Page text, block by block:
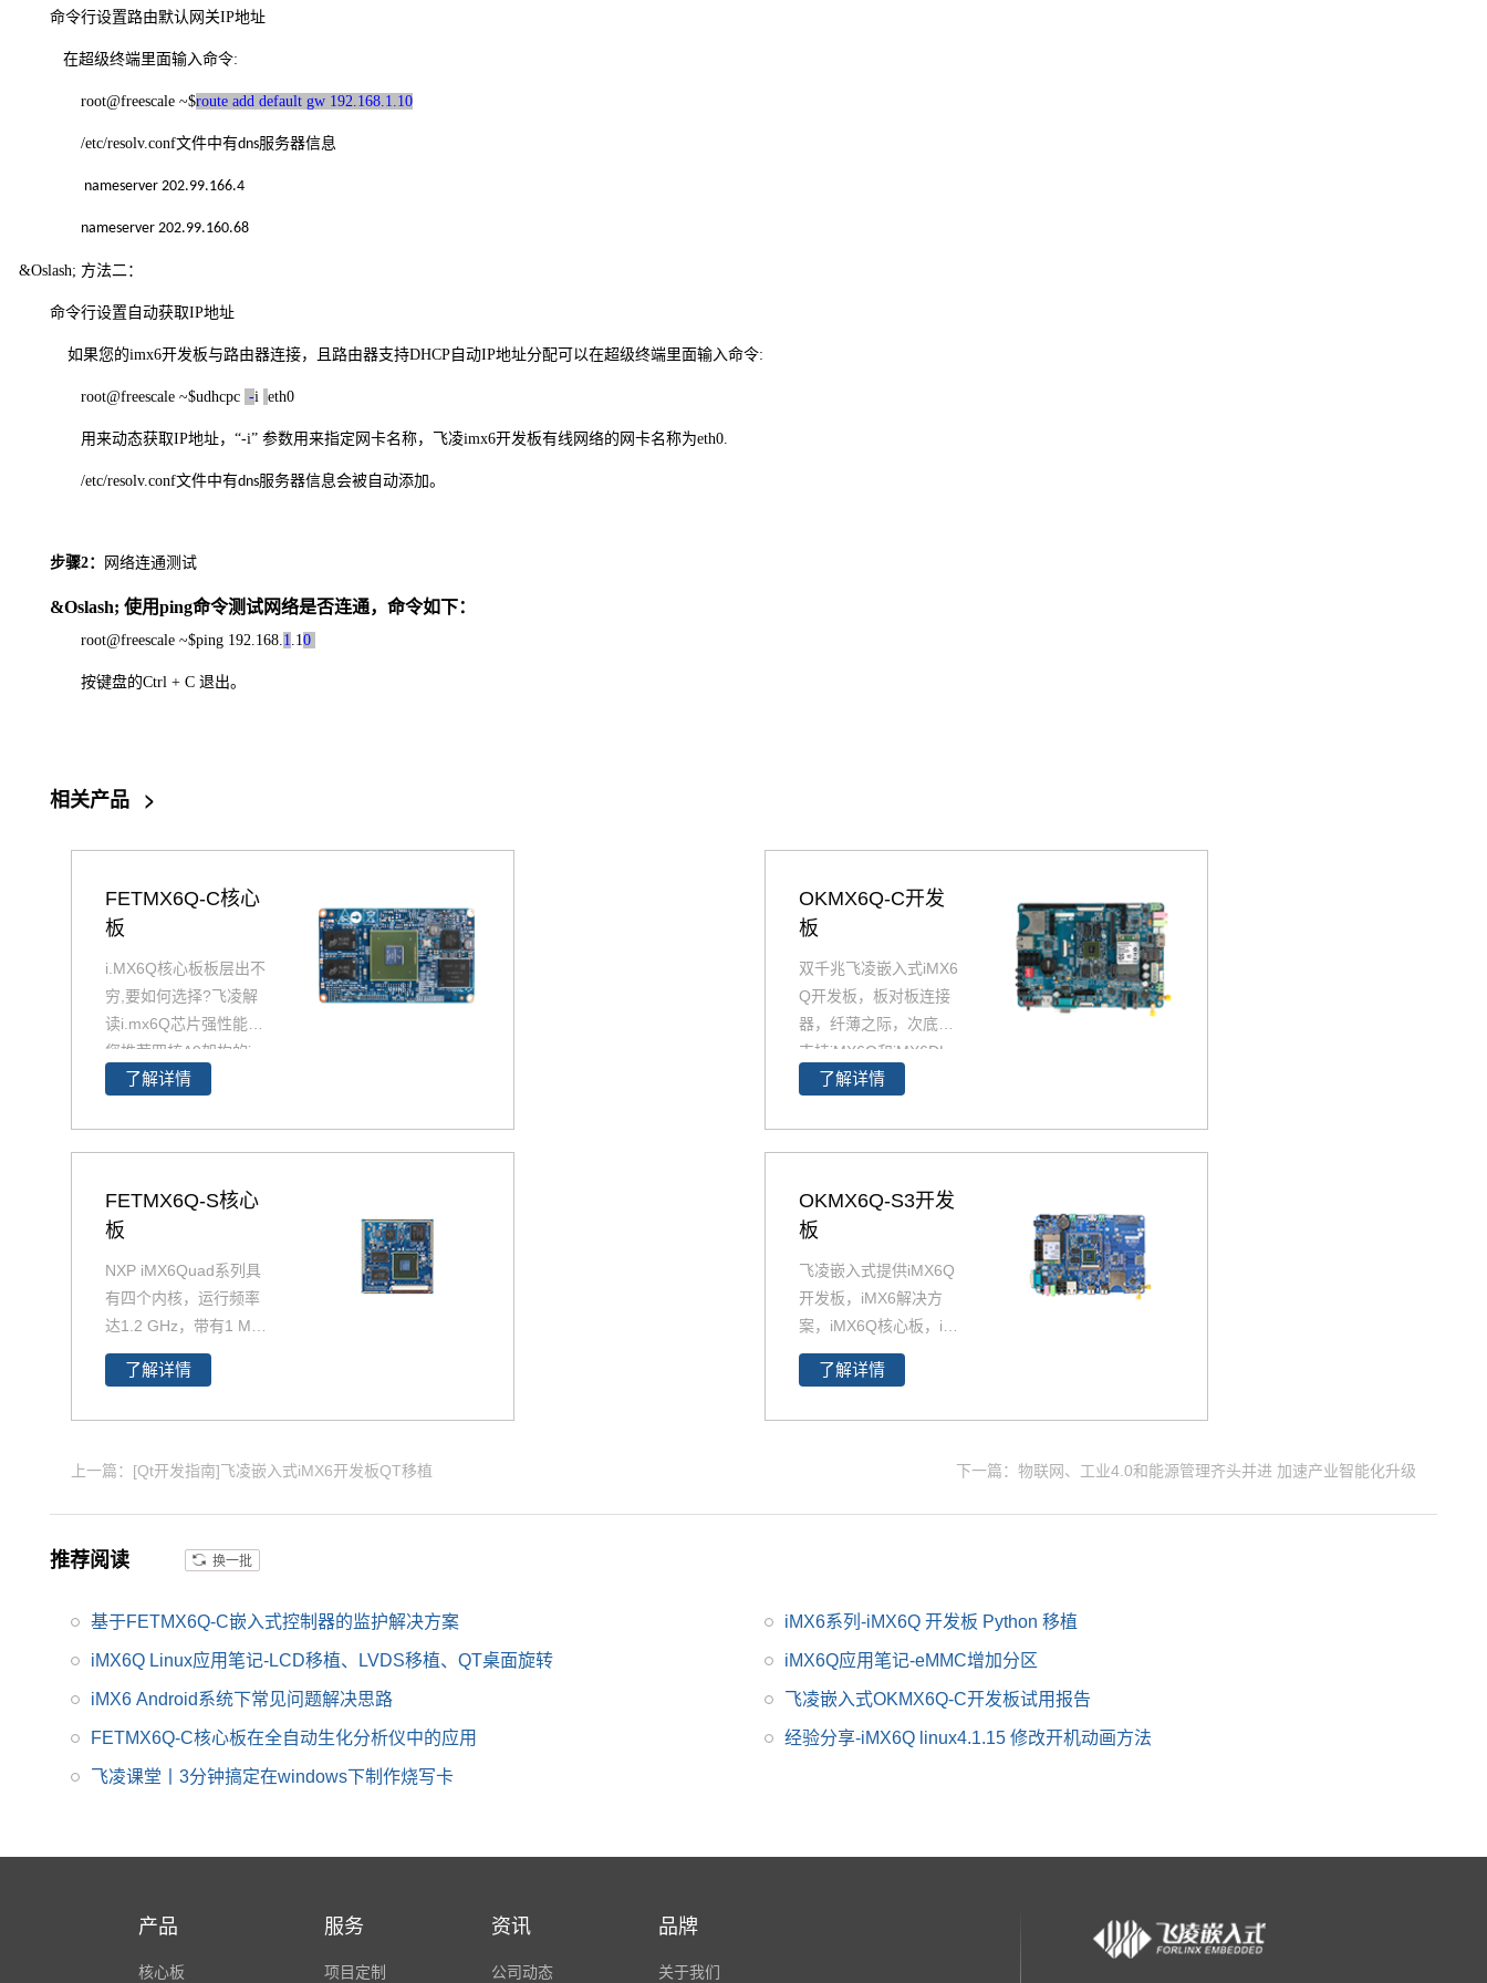
命令行设置路由默认网关IP地址
在超级终端里面输入命令:
root@freescale ~$route add default gw 192.168.1.10
/etc/resolv.conf文件中有dns服务器信息
nameserver 202.99.166.4
nameserver 202.99.160.68
&Oslash; 方法二：
命令行设置 自动获取IP地址
如果您的imx6开发板与路由器连接，且路由器支持DHCP 自动IP地址分配可以在超级终端里面输入命令:
root@freescale ~$udhcpc -i eth0
用来动态获取IP地址，“-i” 参数用来指定网卡名称， 飞凌imx6开发板有线网络的网卡名称为eth0.
/etc/resolv.conf文件中有dns服务器信息会被自动添加。
步骤2： 网络连通测试
&Oslash;使用ping命令测试网络是否连通，命令如下：
root@freescale ~$ping 192.168.1.10
按键盘的Ctrl + C退出。
相关产品 >
FETMX6Q-C核心
板
i.MX6Q核心板板层出不
穷,要如何选择?飞凌解
读i.mx6Q芯片强性能为
您推荐四核A9架构的i.
MX6Q产品精选，包含i
Q 核心板、iMX6Q工业
i.MX6Q核心板基于NXP
（原Freescale）Corte
x-A9架构的i.MX6Q四核
处理器设计，核心板小
尺寸核心板搭配独特的
薄款连接器，让设计随
心所欲！
了解详情
OKMX6Q-C开发
板
双千兆飞凌嵌入式iMX6
Q开发板，板对板连接
器，纤薄之际，次底板
支持iMX6Q和iMX6DL
核心板。i.MX6Q开发板
丰富，原理图、PCB、
载，技术支持等。欢迎
选购
了解详情
FETMX6Q-S核心
板
NXP iMX6Quad系列具
有四个内核，运行频率
达1.2 GHz，带有1 MB
L2缓存和64位DDR3或
2通道、32位LPDDR2
X6Q核心板,兼容一同底
抗干扰,更快速升级产品
等优势。保定飞凌嵌入
式专注imx6,imx6开发
M嵌入式核心控制系统
研发、设计和生产,是im
尔imx6提供者,imx6系
列产品现已畅销全国,欢
迎咨询!
了解详情
OKMX6Q-S3开发
板
飞凌嵌入式提供iMX6Q
开发板，iMX6解决方
案，iMX6Q核心板，i.M
X6Q开发板解决方案。i
MX6Q稳定、快速、性
了解详情
上一篇：[Qt开发指南]飞凌嵌入式iMX6开发板QT移植 下一篇：物联网、工业4.0和能源管理齐头并进 加速产业智能化升级
推荐阅读 换一批
基于FETMX6Q-C嵌入式控制器的监护解决方案 iMX6系列-iMX6Q 开发板 Python 移植
iMX6Q Linux应用笔记-LCD移植、LVDS移植、QT桌面旋转 iMX6Q应用笔记-eMMC增加分区
iMX6 Android系统下常见问题解决思路 飞凌嵌入式OKMX6Q-C开发板试用报告
FETMX6Q-C核心板在全自动生化分析仪中的应用 经验分享-iMX6Q linux4.1.15 修改开机动画方法
飞凌课堂丨3分钟搞定在windows下制作烧写卡
产品
核心板
服务
项目定制
资讯
公司动态
品牌
关于我们